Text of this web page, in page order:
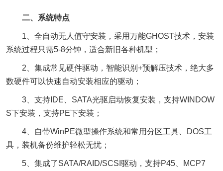
二、系统特点
1、全自动无人值守安装，采用万能GHOST技术，安装
系统过程只需5-8分钟，适合新旧各种机型；
2、集成常见硬件驱动，智能识别+预解压技术，绝大多
数硬件可以快速自动安装相应的驱动；
3、支持IDE、SATA光驱启动恢复安装，支持WINDOW
S下安装，支持PE下安装；
4、自带WinPE微型操作系统和常用分区工具、DOS工
具，装机备份维护轻松无忧；
5、集成了SATA/RAID/SCSI驱动，支持P45、MCP7